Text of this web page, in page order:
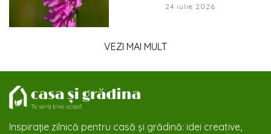
24 iulie 2026
VEZI MAI MULT
Inspirație zilnică pentru casă și grădină: idei creative,